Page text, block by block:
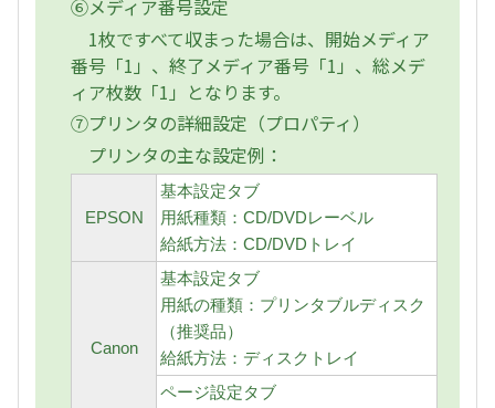
⑥メディア番号設定
1枚ですべて収まった場合は、開始メディア
番号「1」、終了メディア番号「1」、総メデ
ィア枚数「1」となります。
⑦プリンタの詳細設定（プロパティ）
プリンタの主な設定例：
EPSON
基本設定タブ
用紙種類：CD/DVDレーベル
給紙方法：CD/DVDトレイ
Canon
基本設定タブ
用紙の種類：プリンタブルディスク
（推奨品）
給紙方法：ディスクトレイ
ページ設定タブ